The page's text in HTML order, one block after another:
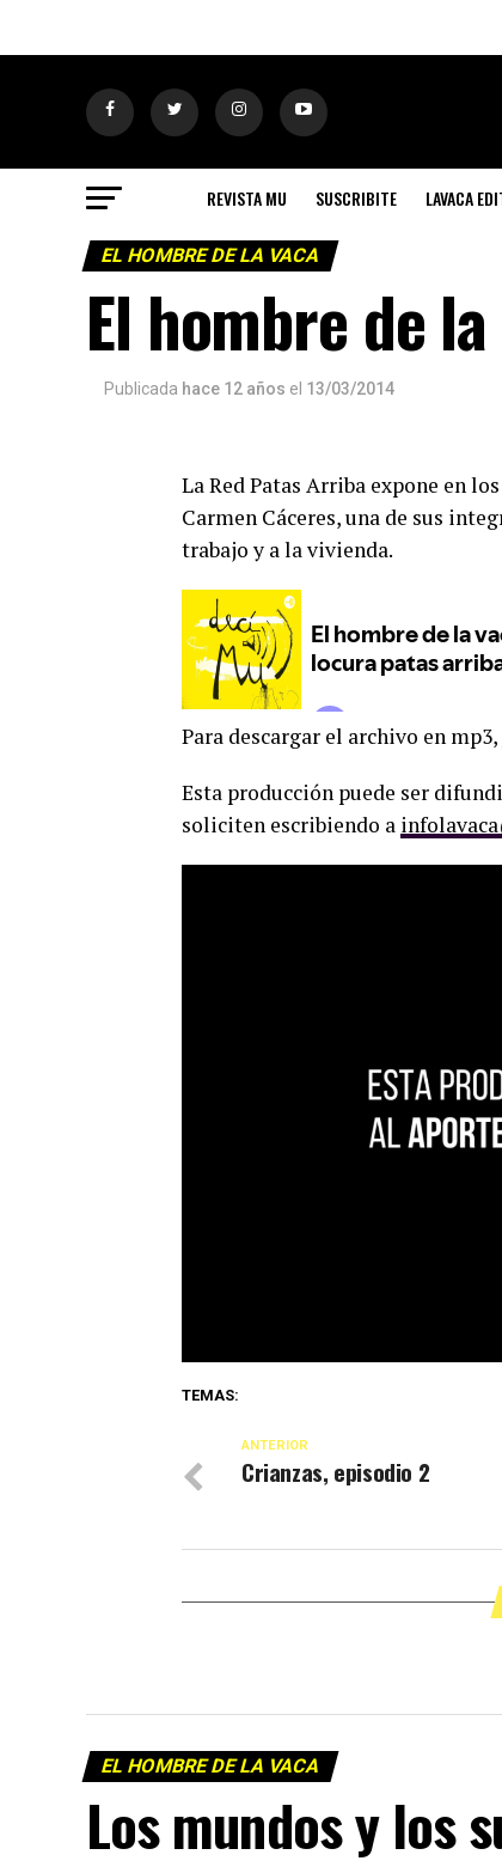
REVISTA MU SUSCRIBITE LAVACA
EL HOMBRE DE LA VACA
El hombre de
Publicada hace 12 años el 13/03/2014
La Red Patas Arriba expone en
Carmen Cáceres, una de sus
trabajo y a la vivienda.
Para descargar el archivo en mp3,
Esta producción puede ser
soliciten escribiendo a
TEMAS:
ANTERIOR
Crianzas, episodio 2
EL HOMBRE DE LA VACA
Los mundos y los